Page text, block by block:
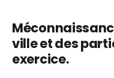
ville et des
exercice.